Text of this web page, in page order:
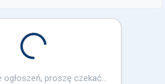
Loading...
ogłoszeń, proszę czekać...